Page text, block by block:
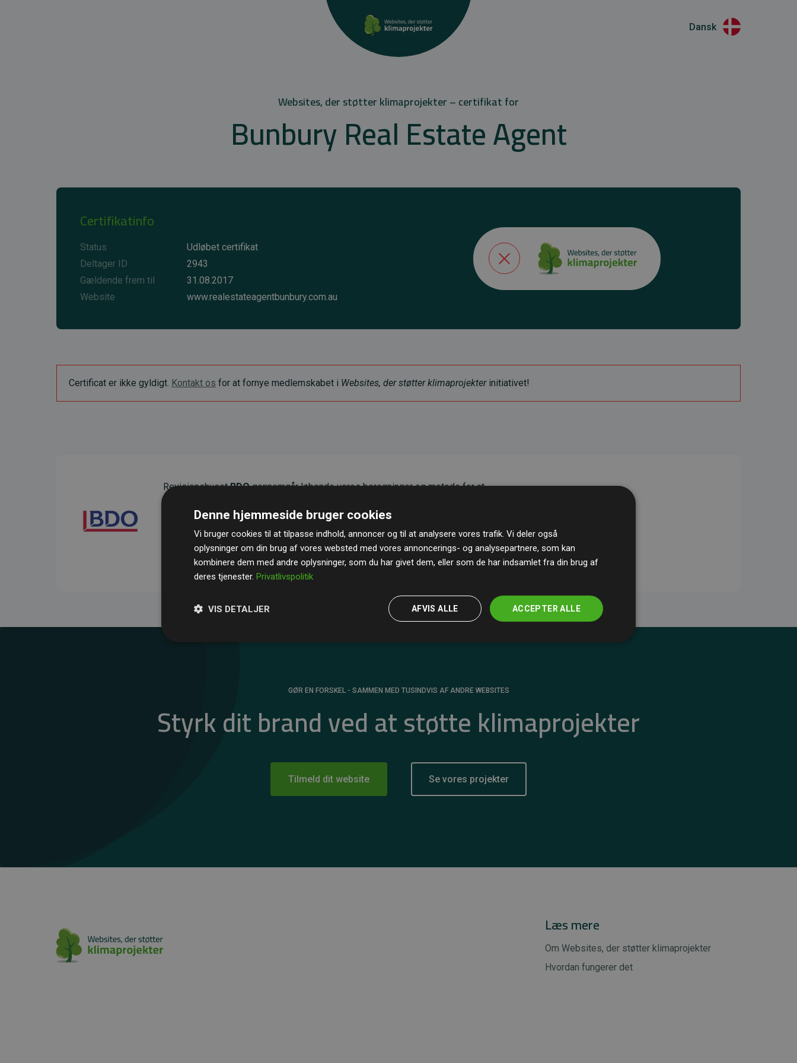
Dansk
Websites, der støtter klimaprojekter – certifikat for
Bunbury Real Estate Agent
Certifikatinfo
Status
Udløbet certifikat
Deltager ID
2943
Gældende frem til
31.08.2017
Website
www.realestateagentbunbury.com.au
Certificat er ikke gyldigt. Kontakt os for at fornye medlemskabet i Websites, der støtter klimaprojekterinitiativet!
RevisionshusetBDOgennemgår løbende vores beregninger og metode for at
gennemsnit kompenserer for
200% af medlemmernes websites estimerede
CO₂-udledninger .
GØR EN FORSKEL - SAMMEN MED TUSINDVIS AF ANDRE WEBSITES
Styrk dit brand ved at støtte klimaprojekter
Tilmeld dit website Se vores projekter
Læs mere
Om Websites, der støtter klimaprojekter
Hvordan fungerer det
Denne hjemmeside bruger cookies
Vi bruger cookies til at tilpasse indhold, annoncer og til at analysere vores trafik. Vi deler også
oplysninger om din brug af vores websted med vores annoncerings- og analysepartnere, som kan
kombinere dem med andre oplysninger, som du har givet dem, eller som de har indsamlet fra din brug af
deres tjenester. Privatlivspolitik
ACCEPTER ALLE
AFVIS ALLE
VIS DETALJER